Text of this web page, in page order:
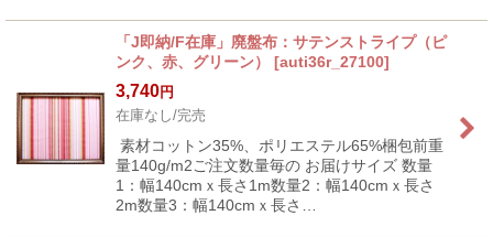
「J即納/F在庫」廃盤布：サテンストライプ（ピ
ンク、赤、グリーン）
[auti36r_27100]
3,740円
在庫なし/完売
素材コットン35%、ポリエステル65%梱包前重
量140g/m2ご注文数量毎の お届けサイズ 数量
1：幅140cmｘ長さ1m数量2：幅140cmｘ長さ
2m数量3：幅140cmｘ長さ…